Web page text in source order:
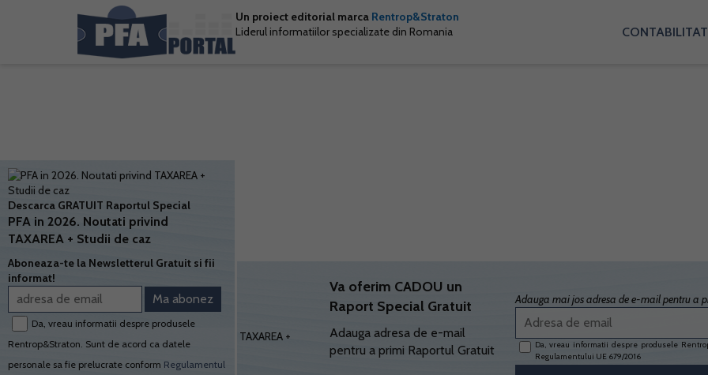
Un proiect editorial marca Rentrop&Straton
Liderul informatiilor specializate din Romania
Va oferim CADOU un
Raport Special Gratuit
Adauga adresa de e-mail
pentru a primi Raportul Gratuit
Adauga mai jos adresa de e-mail pentru a
Da, vreau informatii despre produsele
Regulamentului UE 679/2016
Descarca GRATUIT Raportul Special
PFA in 2026. Noutati privind
TAXAREA + Studii de caz
Aboneaza-te la Newsletterul Gratuit si fii
informat!
Da, vreau informatii despre produsele
Rentrop&Straton. Sunt de acord ca datele
personale sa fie prelucrate conform Regulamentul